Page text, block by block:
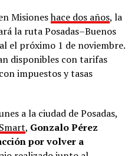
y soberanía”, enfatizó.
que sufrió la
II el 28 de julio
aplicación- fue suspendido
de Puerto Rico,
.
Misioneshace dos años, la
la ruta Posadas–Buenos
el próximo 1 de noviembre.
disponibles con tarifas
impuestos y tasas
a la ciudad de Posadas,
, Gonzalo Pérez
por volver a